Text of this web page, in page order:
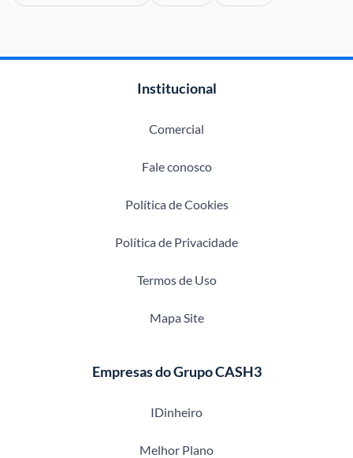
Institucional
Comercial
Fale conosco
Política de Cookies
Política de Privacidade
Termos de Uso
Mapa Site
Empresas do Grupo CASH3
IDinheiro
Melhor Plano